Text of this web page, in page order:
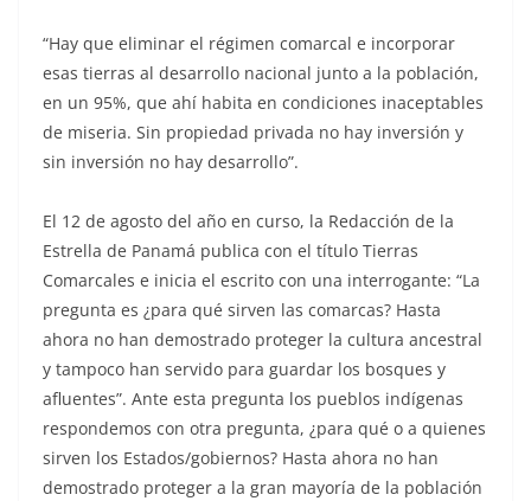
“Hay que eliminar el régimen comarcal e incorporar
esas tierras al desarrollo nacional junto a la población,
en un 95%, que ahí habita en condiciones inaceptables
de miseria. Sin propiedad privada no hay inversión y
sin inversión no hay desarrollo”.
El 12 de agosto del año en curso, la Redacción de la
Estrella de Panamá publica con el título Tierras
Comarcales e inicia el escrito con una interrogante: “La
pregunta es ¿para qué sirven las comarcas? Hasta
ahora no han demostrado proteger la cultura ancestral
y tampoco han servido para guardar los bosques y
afluentes”. Ante esta pregunta los pueblos indígenas
respondemos con otra pregunta, ¿para qué o a quienes
sirven los Estados/gobiernos? Hasta ahora no han
demostrado proteger a la gran mayoría de la población